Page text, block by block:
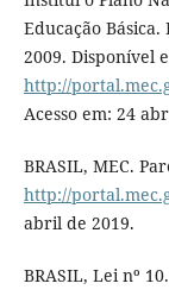
Educação
2009. Disponível
http://
Acesso em: 24
BRASIL, MEC.
http://
abril de 2019.
BRASIL, Lei nº